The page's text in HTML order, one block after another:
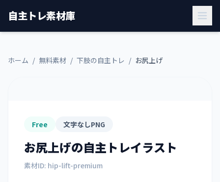
自主トレ素材庫
ホーム / 無料素材 / 下肢の自主トレ / お尻上げ
Free 文字なしPNG
お尻上げの自主トレイラスト
素材ID: hip-lift-premium